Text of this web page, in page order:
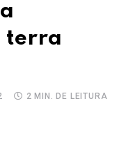
terra
2 MIN. DE LEITURA